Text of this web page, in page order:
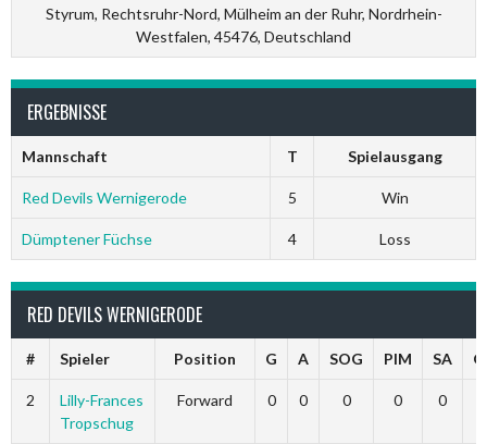
Styrum, Rechtsruhr-Nord, Mülheim an der Ruhr, Nordrhein-
Westfalen, 45476, Deutschland
ERGEBNISSE
Mannschaft T Spielausgang
Red Devils Wernigerode 5 Win
Dümptener Füchse 4 Loss
RED DEVILS WERNIGERODE
# Spieler Position G A SOG PIM SA
2
Lilly-Frances
Tropschug
Forward 0 0 0 0 0